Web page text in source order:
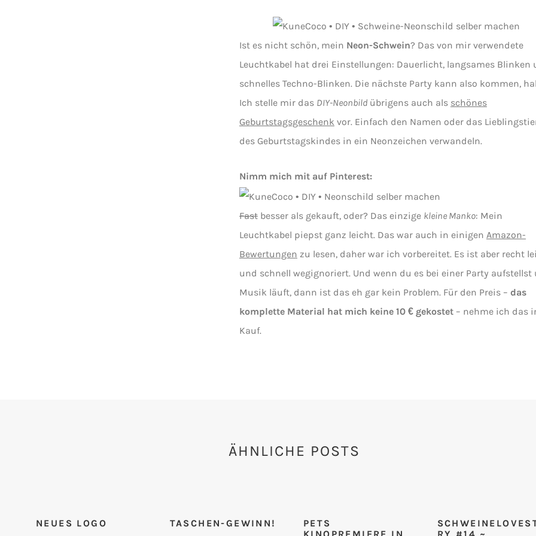
Ist es nicht schön, mein Neon-Schwein? Das von mir verwendete
Leuchtkabel hat drei Einstellungen: Dauerlicht, langsames Blinken
schnelles Techno-Blinken. Die nächste Party kann also kommen,
Ich stelle mir das DIY-Neonbild übrigens auch als schönes
Geburtstagsgeschenk vor. Einfach den Namen oder das
des Geburtstagskindes in ein Neonzeichen verwandeln.
Nimm mich mit auf Pinterest:
Fast besser als gekauft, oder? Das einzige kleine Manko: Mein
Leuchtkabel piepst ganz leicht. Das war auch in einigen Amazon-
Bewertungen zu lesen, daher war ich vorbereitet. Es ist aber recht
und schnell wegignoriert. Und wenn du es bei einer Party aufstellst
Musik läuft, dann ist das eh gar kein Problem. Für den Preis – das
komplette Material hat mich keine 10 € gekostet – nehme ich das
Kauf.
ÄHNLICHE POSTS
NEUES LOGO
TASCHEN-GEWINN!
PETS